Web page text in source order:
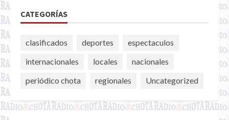
CATEGORÍAS
clasificados deportes
espectaculos
internacionales
locales
nacionales
periódico chota
regionales Uncategorized